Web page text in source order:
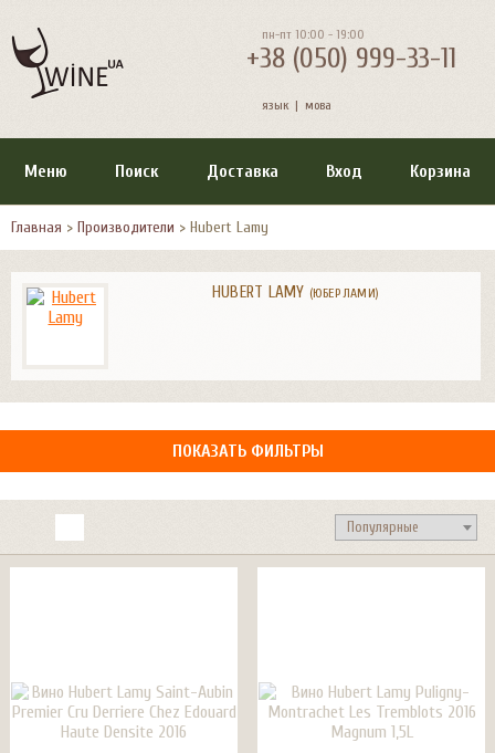
пн-пт 10:00 - 19:00
+38 (050) 999-33-11
язык | мова
Меню Поиск Доставка Вход Корзина
Главная > Производители > Hubert Lamy
HUBERT LAMY (ЮБЕР ЛАМИ)
ПОКАЗАТЬ ФИЛЬТРЫ